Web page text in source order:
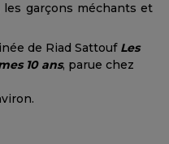
les garçons méchants et
de Riad Sattouf Les
10 ans, parue chez